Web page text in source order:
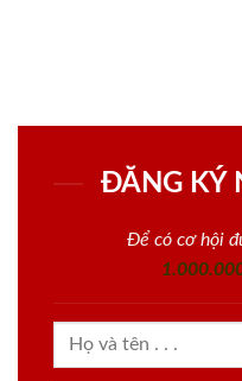
ĐĂNG KÝ
Để có cơ hội